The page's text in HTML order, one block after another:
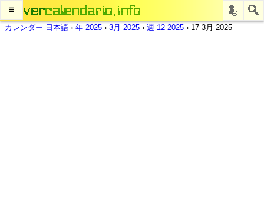
≡
カレンダー 日本語 › 年 2025 › 3月 2025 › 週 12 2025 › 17 3月 2025